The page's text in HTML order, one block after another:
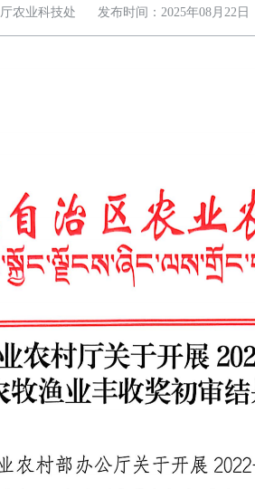
农业科技处 发布时间：2025年08月22日